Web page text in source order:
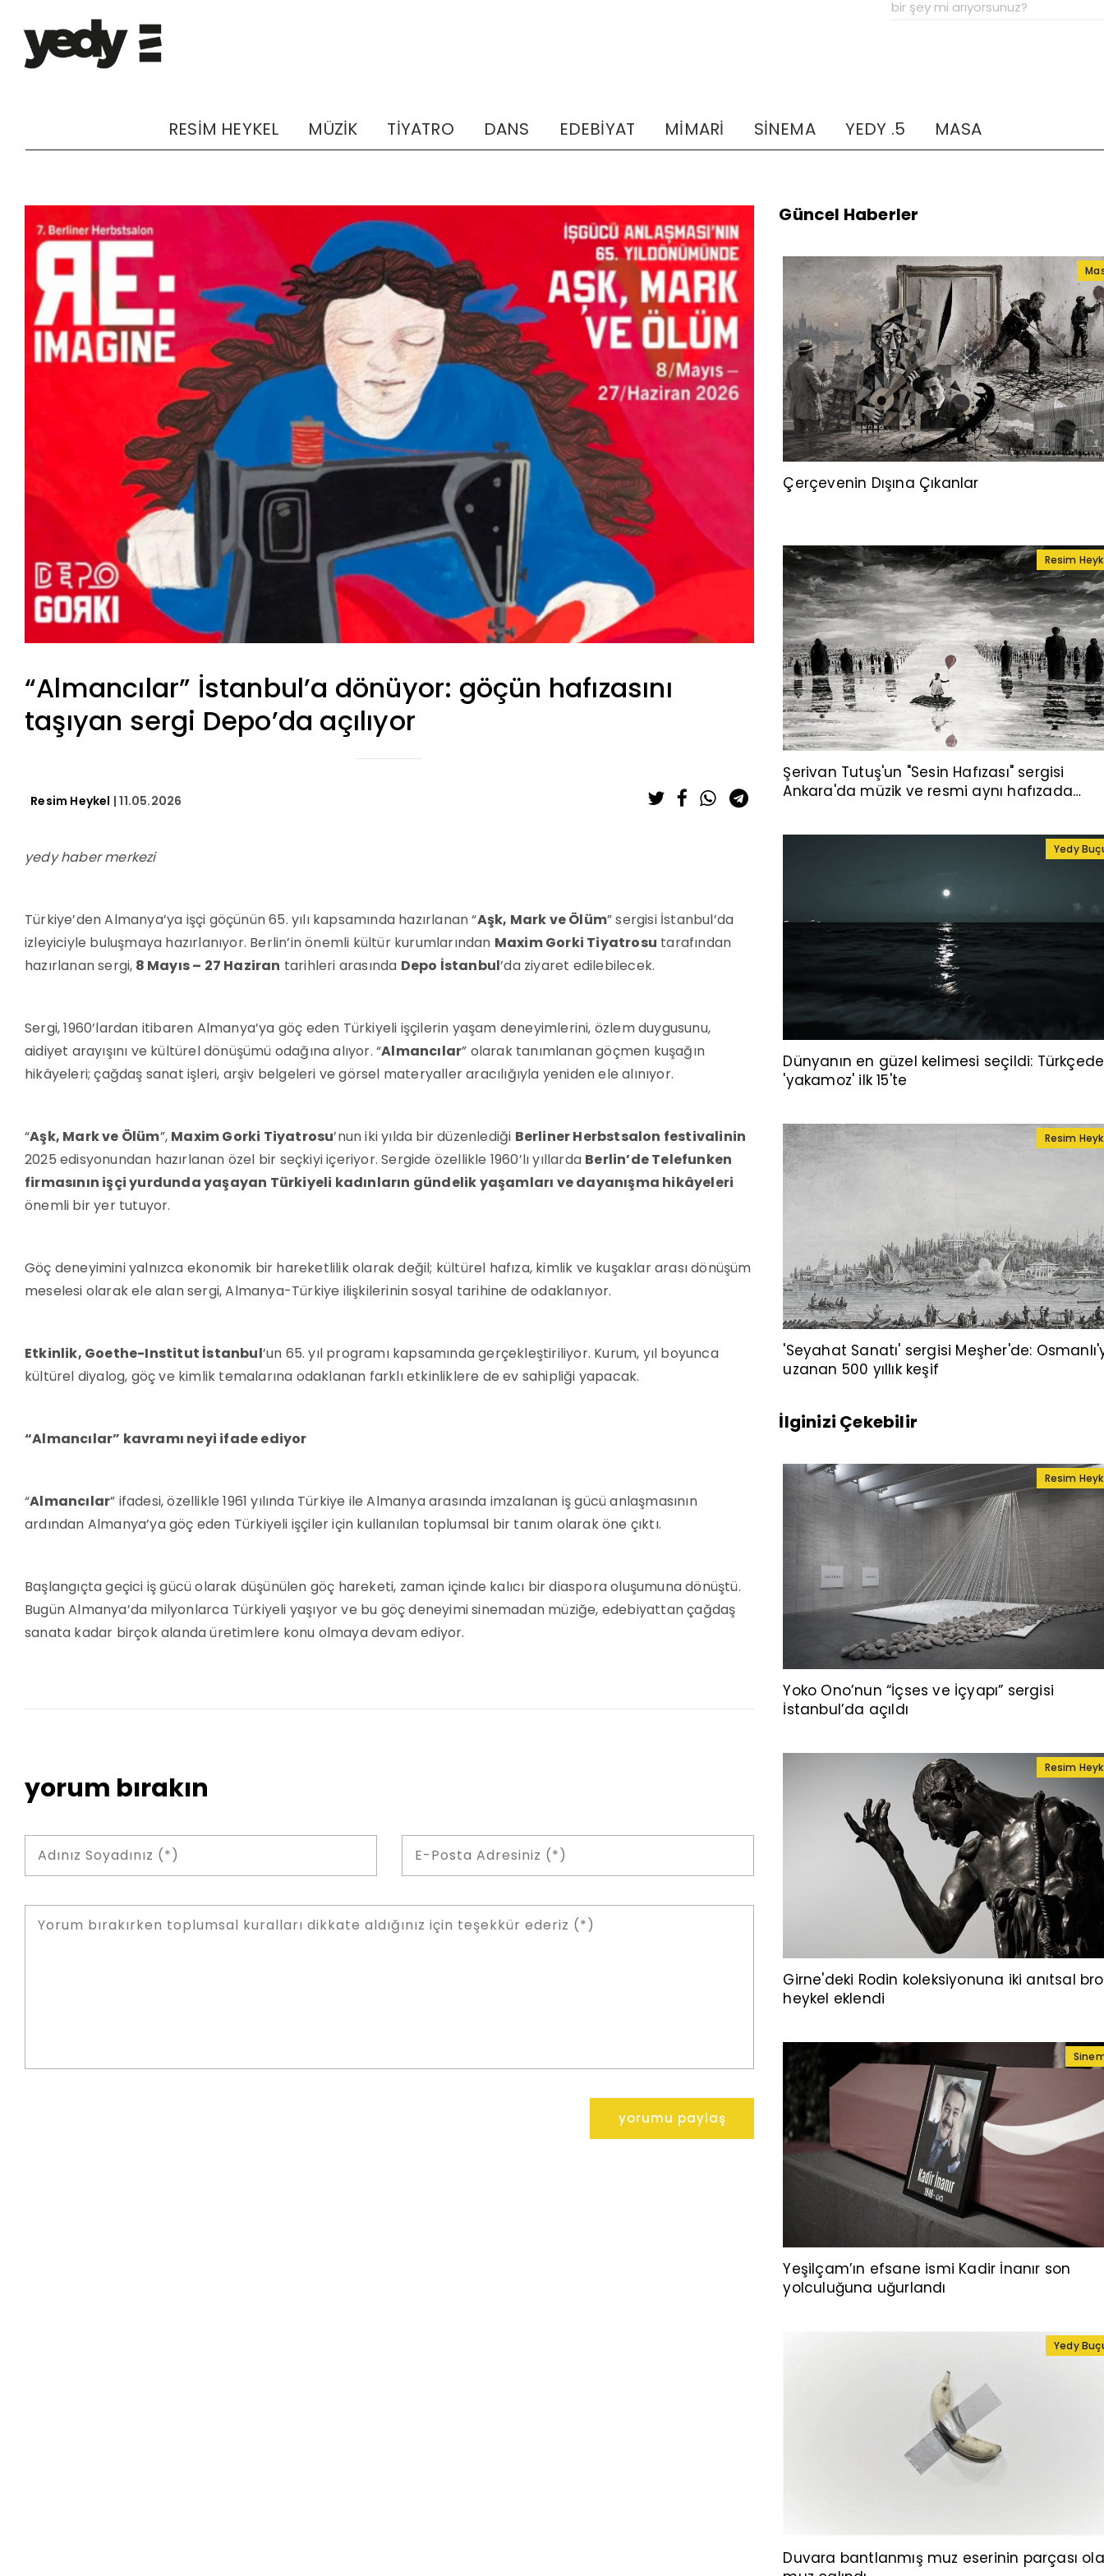
RESİM HEYKEL MÜZİK TİYATRO DANS EDEBİYAT MİMARİ SİNEMA YEDY .5 MASA
“Almancılar” İstanbul’a dönüyor: göçün hafızasını
taşıyan sergi Depo’da açılıyor
Resim Heykel | 11.05.2026
yedy haber merkezi
Türkiye’den Almanya’ya işçi göçünün 65. yılı kapsamında hazırlanan “Aşk, Mark ve Ölüm” sergisi İstanbul’da
izleyiciyle buluşmaya hazırlanıyor. Berlin’in önemli kültür kurumlarından Maxim Gorki Tiyatrosu tarafından
hazırlanan sergi, 8 Mayıs – 27 Haziran tarihleri arasında Depo İstanbul’da ziyaret edilebilecek.
Sergi, 1960’lardan itibaren Almanya’ya göç eden Türkiyeli işçilerin yaşam deneyimlerini, özlem duygusunu,
aidiyet arayışını ve kültürel dönüşümü odağına alıyor. “Almancılar” olarak tanımlanan göçmen kuşağın
hikâyeleri; çağdaş sanat işleri, arşiv belgeleri ve görsel materyaller aracılığıyla yeniden ele alınıyor.
“Aşk, Mark ve Ölüm”, Maxim Gorki Tiyatrosu’nun iki yılda bir düzenlediği Berliner Herbstsalon festivalinin
2025 edisyonundan hazırlanan özel bir seçkiyi içeriyor. Sergide özellikle 1960’lı yıllarda Berlin’de Telefunken
firmasının işçi yurdunda yaşayan Türkiyeli kadınların gündelik yaşamları ve dayanışma hikâyeleri
önemli bir yer tutuyor.
Göç deneyimini yalnızca ekonomik bir hareketlilik olarak değil; kültürel hafıza, kimlik ve kuşaklar arası dönüşüm
meselesi olarak ele alan sergi, Almanya-Türkiye ilişkilerinin sosyal tarihine de odaklanıyor.
Etkinlik, Goethe-Institut İstanbul’un 65. yıl programı kapsamında gerçekleştiriliyor. Kurum, yıl boyunca
kültürel diyalog, göç ve kimlik temalarına odaklanan farklı etkinliklere de ev sahipliği yapacak.
“Almancılar” kavramı neyi ifade ediyor
“Almancılar” ifadesi, özellikle 1961 yılında Türkiye ile Almanya arasında imzalanan iş gücü anlaşmasının
ardından Almanya’ya göç eden Türkiyeli işçiler için kullanılan toplumsal bir tanım olarak öne çıktı.
Başlangıçta geçici iş gücü olarak düşünülen göç hareketi, zaman içinde kalıcı bir diaspora oluşumuna dönüştü.
Bugün Almanya’da milyonlarca Türkiyeli yaşıyor ve bu göç deneyimi sinemadan müziğe, edebiyattan çağdaş
sanata kadar birçok alanda üretimlere konu olmaya devam ediyor.
yorum bırakın
Güncel Haberler
Çerçevenin Dışına Çıkanlar
Resim
Şerivan Tutuş'un "Sesin Hafızası" sergisi
Ankara'da müzik ve resmi aynı hafızada
Yedy
Dünyanın en güzel kelimesi seçildi:
'yakamoz' ilk 15'te
Resim
'Seyahat Sanatı' sergisi Meşher'de:
uzanan 500 yıllık keşif
İlginizi Çekebilir
Resim
Yoko Ono’nun “İçses ve İçyapı” sergisi
İstanbul’da açıldı
Resim
Girne'deki Rodin koleksiyonuna iki anıtsal
heykel eklendi
Yeşilçam’ın efsane ismi Kadir İnanır son
yolculuğuna uğurlandı
Yedy
Duvara bantlanmış muz eserinin parçası